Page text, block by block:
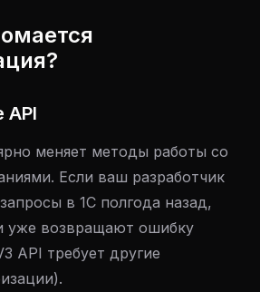
API
меняет методы работы со
Если ваш разработчик
в 1С полгода назад,
уже возвращают ошибку
API требует другие